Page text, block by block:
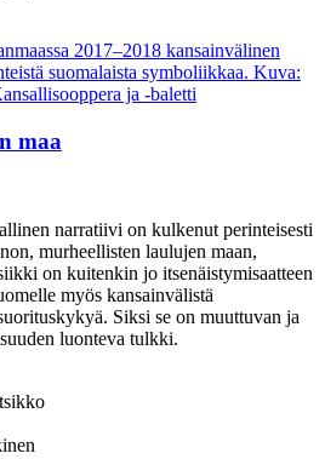
maa
narratiivi on kulkenut perinteisesti
murheellisten laulujen maan,
on kuitenkin jo itsenäistymisaatteen
myös kansainvälistä
Siksi se on muuttuvan ja
luonteva tulkki.